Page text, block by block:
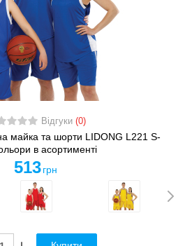
Відгуки (0)
майка та шорти LIDONG L221 S-
в асортименті
513 грн